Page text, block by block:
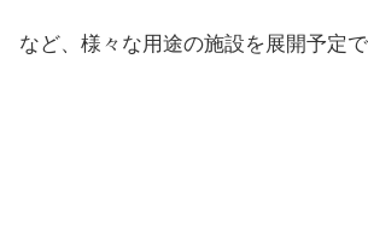
など、様々な用途の施設を展開予定で